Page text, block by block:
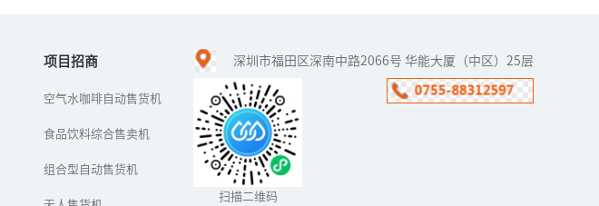
空气制水机也叫空气造水
福能达空气与水科技发展
空气制水设备。它是通过
净水器利润怎么样？净水
器加盟代理好做吗？净水
器加盟代理怎么做​？随着
净水器行业的迅猛发展，
越来越多的有志之士投身
到这一新...
项目招商
空气水咖啡自动售货机
食品饮料综合售卖机
组合型自动售货机
深圳市福田区深南中路2066号 华能大厦（中区）25层
扫描二维码